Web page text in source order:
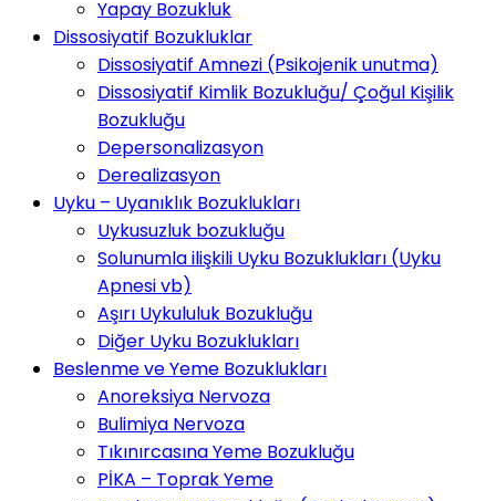
Yapay Bozukluk
Dissosiyatif Bozukluklar
Dissosiyatif Amnezi (Psikojenik unutma)
Dissosiyatif Kimlik Bozukluğu/ Çoğul Kişilik
Bozukluğu
Depersonalizasyon
Derealizasyon
Uyku – Uyanıklık Bozuklukları
Uykusuzluk bozukluğu
Solunumla ilişkili Uyku Bozuklukları (Uyku
Apnesi vb)
Aşırı Uykululuk Bozukluğu
Diğer Uyku Bozuklukları
Beslenme ve Yeme Bozuklukları
Anoreksiya Nervoza
Bulimiya Nervoza
Tıkınırcasına Yeme Bozukluğu
PİKA – Toprak Yeme